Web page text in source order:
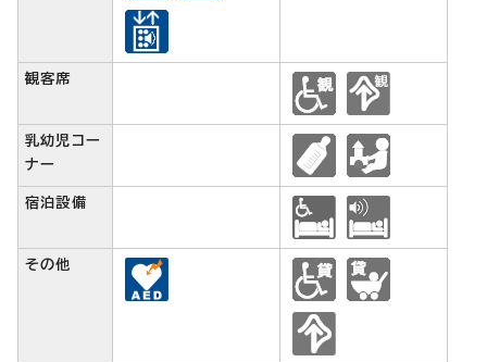
観客席
乳幼児コー
ナー
宿泊設備
その他